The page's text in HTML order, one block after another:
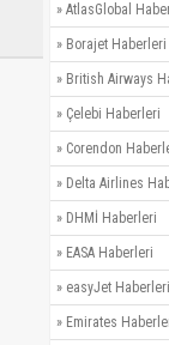
» AtlasGlobal
» Borajet Haberleri
» British Airways
» Çelebi Haberleri
» Corendon
» Delta Airlines
» DHMİ Haberleri
» EASA Haberleri
» easyJet Haberleri
» Emirates